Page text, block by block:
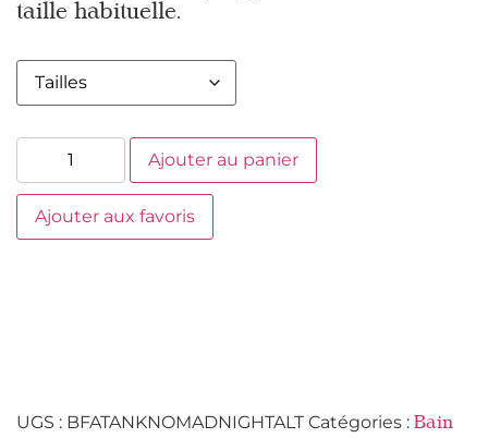
taille habituelle.
Ajouter au panier
Ajouter aux favoris
UGS : BFATANKNOMADNIGHTALT Catégories : Bain